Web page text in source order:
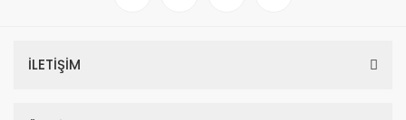
İLETİŞİM